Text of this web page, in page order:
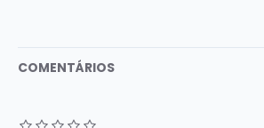
COMENTÁRIOS